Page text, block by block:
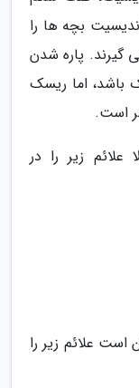
بچه ها را
گیرند. پاره شدن
باشد، اما ریسک
است.
زیر را در
علائم زیر را